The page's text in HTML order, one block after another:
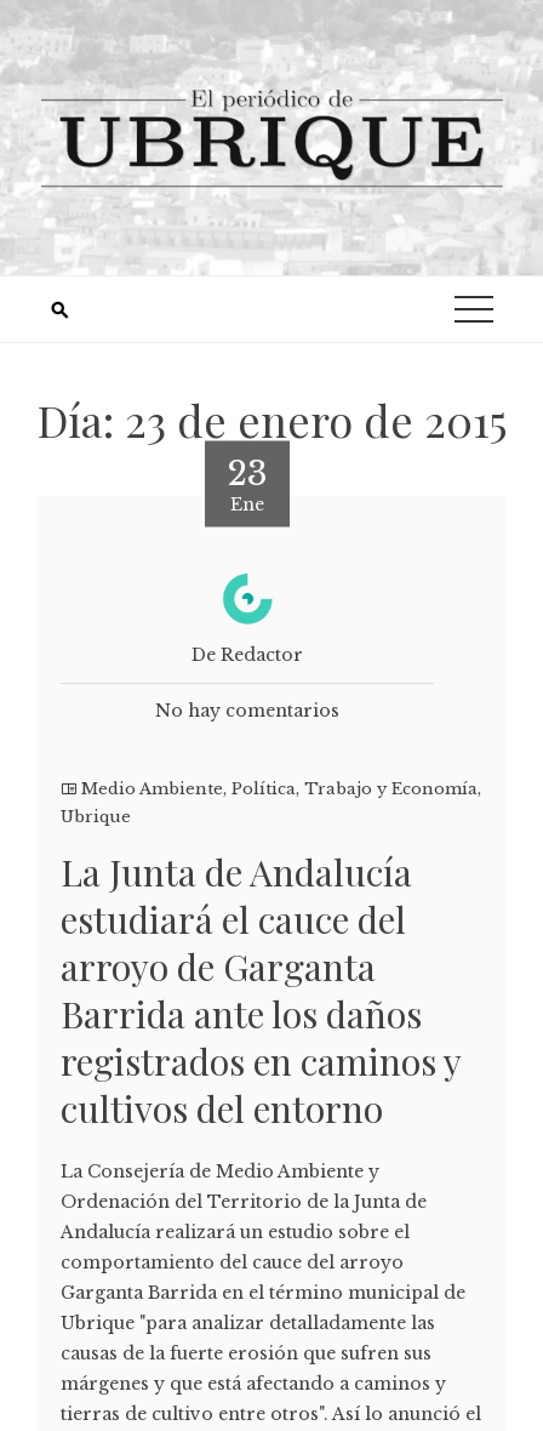
Día: 23 de enero de 2015
23
Ene
De Redactor
No hay comentarios
Medio Ambiente, Política, Trabajo y Economía,
Ubrique
La Junta de Andalucía
estudiará el cauce del
arroyo de Garganta
Barrida ante los daños
registrados en caminos y
cultivos del entorno
La Consejería de Medio Ambiente y
Ordenación del Territorio de la Junta de
Andalucía realizará un estudio sobre el
comportamiento del cauce del arroyo
Garganta Barrida en el término municipal de
Ubrique "para analizar detalladamente las
causas de la fuerte erosión que sufren sus
márgenes y que está afectando a caminos y
tierras de cultivo entre otros". Así lo anunció el